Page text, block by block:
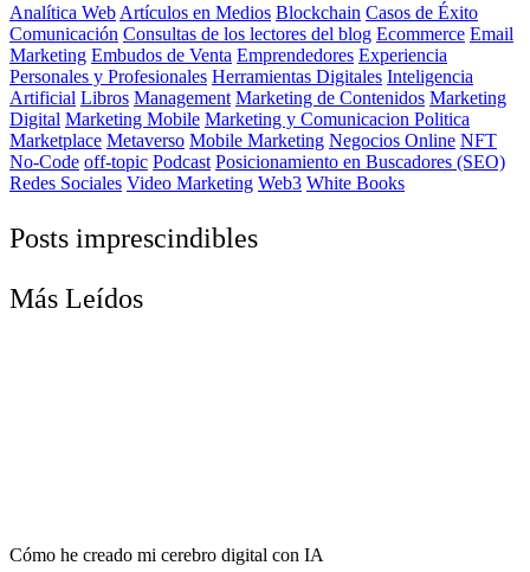
Analítica Web Artículos en Medios Blockchain Casos de Éxito
Comunicación Consultas de los lectores del blog Ecommerce Email
Marketing Embudos de Venta Emprendedores Experiencia
Personales y Profesionales Herramientas Digitales Inteligencia
Artificial Libros Management Marketing de Contenidos Marketing
Digital Marketing Mobile Marketing y Comunicacion Politica
Marketplace Metaverso Mobile Marketing Negocios Online NFT
No-Code off-topic Podcast Posicionamiento en Buscadores (SEO)
Redes Sociales Video Marketing Web3 White Books
Posts imprescindibles
Más Leídos
Cómo he creado mi cerebro digital con IA